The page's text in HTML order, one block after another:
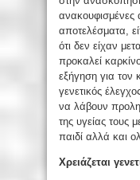
ανακουφισμένες
αποτελέσματα,
ότι δεν είχαν
προκαλεί
εξήγηση για τον
γενετικός
να λάβουν
της υγείας τους
παιδί αλλά και
Χρειάζεται